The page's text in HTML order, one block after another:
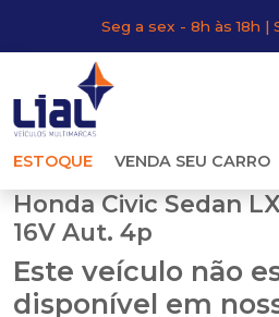
Seg a sex - 8h às 18h |
ESTOQUE VENDA SEU CARRO
Honda Civic Sedan
16V Aut. 4p
Este veículo não
disponível em